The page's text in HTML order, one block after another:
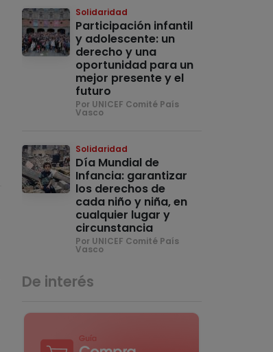
Solidaridad
Participación infantil
y adolescente: un
derecho y una
oportunidad para un
mejor presente y el
futuro
Por UNICEF Comité País
Vasco
Solidaridad
Día Mundial de
Infancia: garantizar
los derechos de
cada niño y niña, en
cualquier lugar y
circunstancia
Por UNICEF Comité País
Vasco
De interés